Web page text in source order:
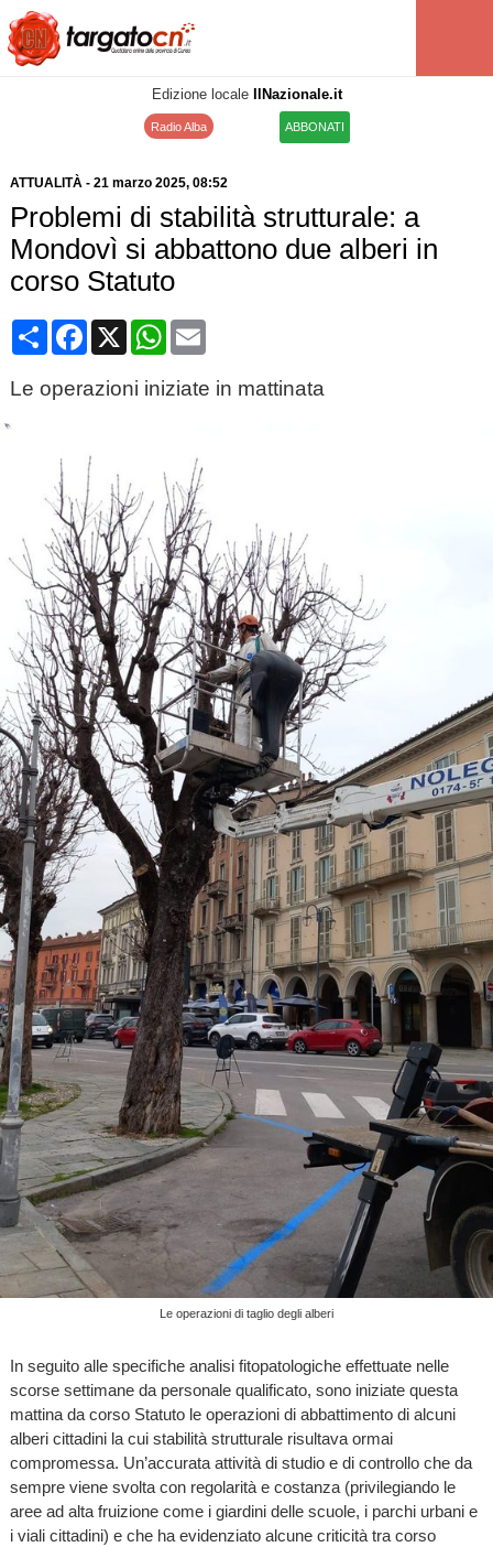
Edizione locale IlNazionale.it
Radio Alba ABBONATI
ATTUALITÀ- 21 marzo 2025, 08:52
Problemi di stabilità strutturale: a
Mondovì si abbattono due alberi in
corso Statuto
CondividiFacebook
X WhatsApp
Email
Le operazioni iniziate in mattinata
Le operazioni di taglio degli alberi
In seguito alle specifiche analisi fitopatologiche effettuate nelle
scorse settimane da personale qualificato, sono iniziate questa
mattina da corso Statuto le operazioni di abbattimento di alcuni
alberi cittadini la cui stabilità strutturale risultava ormai
compromessa. Un’accurata attività di studio e di controllo che da
sempre viene svolta con regolarità e costanza (privilegiando le
aree ad alta fruizione come i giardini delle scuole, i parchi urbani e
i viali cittadini) e che ha evidenziato alcune criticità tra corso